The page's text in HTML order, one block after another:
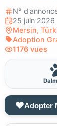
N°
25 juin 2026
Mersin,
Adoption
1176 vues
Adopter